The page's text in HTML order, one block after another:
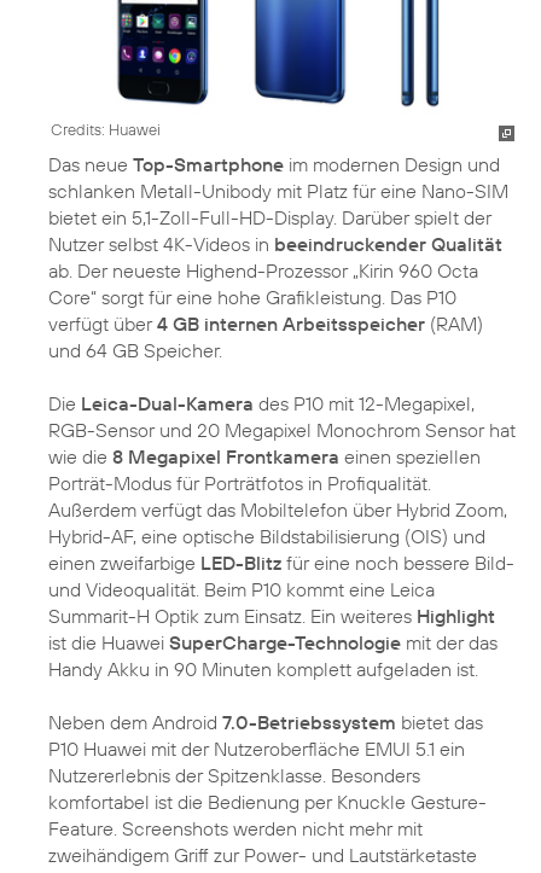
Credits: Huawei
Das neue Top-Smartphone im modernen Design und
schlanken Metall-Unibody mit Platz für eine Nano-SIM
bietet ein 5,1-Zoll-Full-HD-Display. Darüber spielt der
Nutzer selbst 4K-Videos in beeindruckender Qualität
ab. Der neueste Highend-Prozessor „Kirin 960 Octa
Core“ sorgt für eine hohe Grafikleistung. Das P10
verfügt über4 GB internen Arbeitsspeicher (RAM)
und 64 GB Speicher.
Die Leica-Dual-Kamera des P10 mit 12-Megapixel,
RGB-Sensor und 20 Megapixel Monochrom Sensor hat
wie die 8 Megapixel Frontkamera einen speziellen
Porträt-Modus für Porträtfotos in Profiqualität.
Außerdem verfügt das Mobiltelefon über Hybrid Zoom,
Hybrid-AF, eine optische Bildstabilisierung (OIS) und
einen zweifarbige LED-Blitz für eine noch bessere Bild-
und Videoqualität. Beim P10 kommt eine Leica
Summarit-H Optik zum Einsatz. Ein weiteres Highlight
ist die Huawei SuperCharge-Technologie mit der das
Handy Akku in 90 Minuten komplett aufgeladen ist.
Neben dem Android 7.0-Betriebssystem bietet das
P10 Huawei mit der Nutzeroberfläche EMUI 5.1 ein
Nutzererlebnis der Spitzenklasse. Besonders
komfortabel ist die Bedienung per Knuckle Gesture-
Feature. Screenshots werden nicht mehr mit
zweihändigem Griff zur Power- und Lautstärketaste